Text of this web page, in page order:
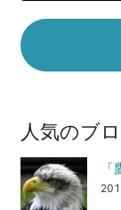
人気のブ